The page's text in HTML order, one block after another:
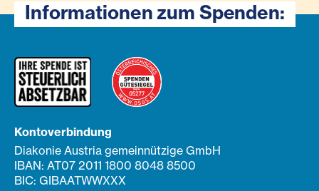
Informationen zum Spenden:
Kontoverbindung
Diakonie Austria gemeinnützige GmbH
IBAN: AT07 2011 1800 8048 8500
BIC: GIBAATWWXXX